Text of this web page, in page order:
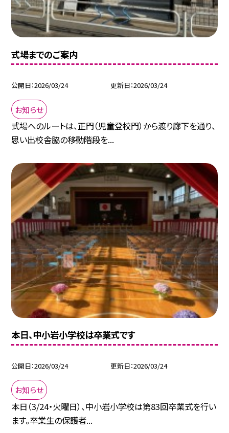
式場までのご案内
公開日 2026/03/24 更新日 2026/03/24
お知らせ
式場へのルートは、正門（児童登校門）から渡り廊下を通り、
思い出校舎脇の移動階段を...
本日、中小岩小学校は卒業式です
公開日 2026/03/24 更新日 2026/03/24
お知らせ
本日（3/24・火曜日）、中小岩小学校は第83回卒業式を行い
ます。卒業生の保護者...